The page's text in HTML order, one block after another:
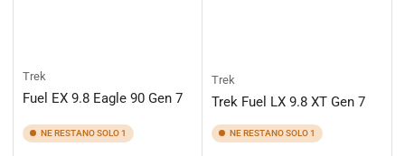
Trek
Fuel EX 9.8 Eagle 90 Gen 7
NE RESTANO SOLO 1
Trek
Trek Fuel LX 9.8 XT Gen 7
NE RESTANO SOLO 1